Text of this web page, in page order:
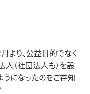
より、公益目的でなく
人（社団法人も）を設
うになったのをご存知